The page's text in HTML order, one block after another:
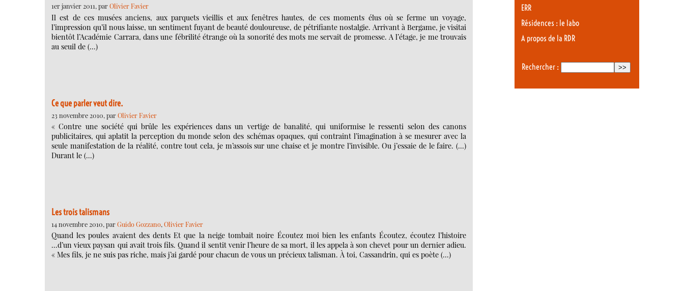
1er janvier 2011, parOlivier Favier
Il est de ces musées anciens, aux parquets vieillis et aux fenêtres hautes, de ces moments élus où se ferme un voyage,
l’impression qu’il nous laisse, un sentiment fuyant de beauté douloureuse, de pétrifiante nostalgie. Arrivant à Bergame, je visitai
bientôt l’Académie Carrara, dans une fébrilité étrange où la sonorité des mots me servait de promesse. A l’étage, je me trouvais
au seuil de (…)
Ce que parler veut dire.
23 novembre 2010, parOlivier Favier
« Contre une société qui brûle les expériences dans un vertige de banalité, qui uniformise le ressenti selon des canons
publicitaires, qui aplatit la perception du monde selon des schémas opaques, qui contraint l’imagination à se mesurer avec la
seule manifestation de la réalité, contre tout cela, je m’assois sur une chaise et je montre l’invisible. Ou j’essaie de le faire. (...)
Durant le (…)
Les trois talismans
14 novembre 2010, parGuido Gozzano, Olivier Favier
Quand les poules avaient des dents Et que la neige tombait noire Écoutez moi bien les enfants Écoutez, écoutez l’histoire
...d’un vieux paysan qui avait trois fils. Quand il sentit venir l’heure de sa mort, il les appela à son chevet pour un dernier adieu.
« Mes fils, je ne suis pas riche, mais j’ai gardé pour chacun de vous un précieux talisman. À toi, Cassandrin, qui es poète (…)
ERR
Résidences : le labo
A propos de la RDR
Rechercher :